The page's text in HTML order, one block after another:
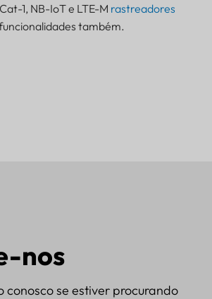
1, NB-IoT e LTE-M rastreadores
também.
nos
conosco se estiver procurando